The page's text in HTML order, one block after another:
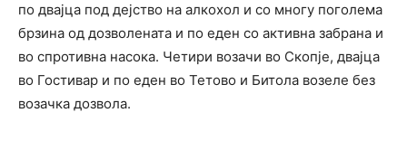
по двајца под дејство на алкохол и со многу поголема
брзина од дозволената и по еден со активна забрана и
во спротивна насока. Четири возачи во Скопје, двајца
во Гостивар и по еден во Тетово и Битола возеле без
возачка дозвола.